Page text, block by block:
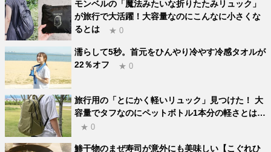
モンベルの「魔法みたいな折りたたみリュック」
が旅行で大活躍！大容量なのにこんなに小さくな
るとは
★ 0
濡らして5秒。首元をひんやり冷やす冷感タオルが
22％オフ
★ 0
旅行用の「とにかく軽いリュック」見つけた！ 大
容量でタフなのにペットボトル1本分の軽さとは…
★ 0
鯵干物のまぜ寿司が意外にも美味しい【こぐれひ